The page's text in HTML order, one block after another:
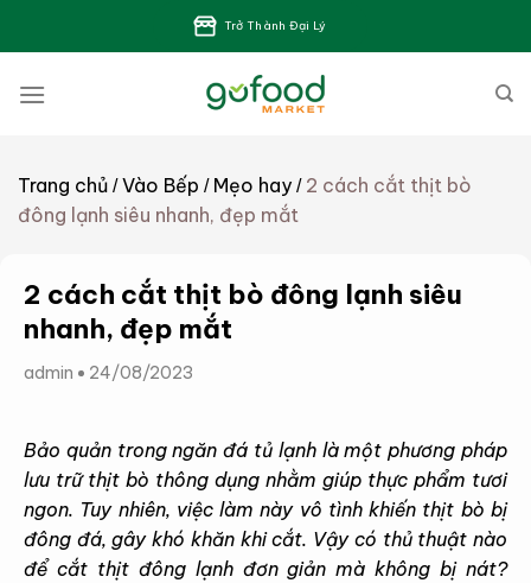
dung
Trở Thành Đại Lý
Trang chủ /Vào Bếp / Mẹo hay / 2 cách cắt thịt bò
đông lạnh siêu nhanh, đẹp mắt
2 cách cắt thịt bò đông lạnh siêu
nhanh, đẹp mắt
admin 24/08/2023
Bảo quản trong ngăn đá tủ lạnh là một phương pháp
lưu trữ thịt bò thông dụng nhằm giúp thực phẩm tươi
ngon. Tuy nhiên, việc làm này vô tình khiến thịt bò bị
đông đá, gây khó khăn khi cắt. Vậy có thủ thuật nào
để cắt thịt đông lạnh đơn giản mà không bị nát?